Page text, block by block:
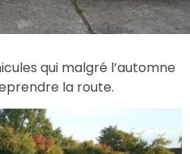
qui malgré l’automne
la route.